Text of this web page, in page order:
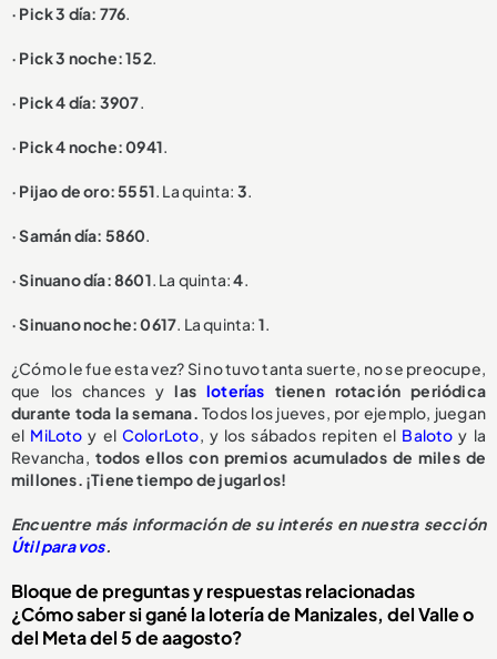
· Pick 3 día: 776.
· Pick 3 noche: 152.
· Pick 4 día: 3907.
· Pick 4 noche: 0941.
· Pijao de oro: 5551. La quinta: 3.
· Samán día: 5860.
· Sinuano día: 8601. La quinta:4.
· Sinuano noche: 0617. La quinta: 1.
¿Cómo le fue esta vez? Si no tuvo tanta suerte, no se preocupe,
que los chances ylasloterías tienen rotación periódica
durante toda la semana. Todos los jueves, por ejemplo, juegan
el MiLoto y el ColorLoto, y los sábados repiten el Baloto y la
Revancha, todos ellos con premios acumulados de miles de
millones. ¡Tiene tiempo de jugarlos!
Encuentre más información de su interés en nuestra sección
Útil para vos.
Bloque de preguntas y respuestas relacionadas
¿Cómo saber si gané la lotería de Manizales, del Valle o
del Meta del 5 de aagosto?